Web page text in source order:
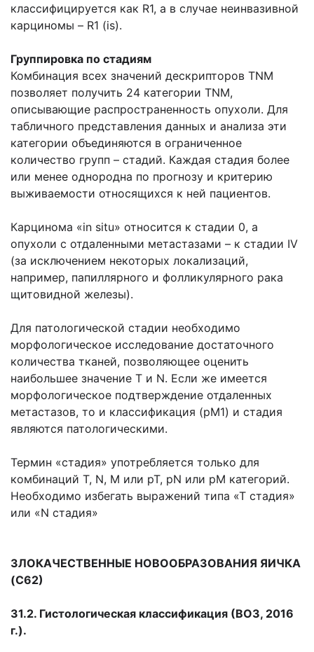
классифицируется как R1, а в случае неинвазивной
карциномы – R1 (is).
Группировка по стадиям
Комбинация всех значений дескрипторов TNM
позволяет получить 24 категории TNM,
описывающие распространенность опухоли. Для
табличного представления данных и анализа эти
категории объединяются в ограниченное
количество групп – стадий. Каждая стадия более
или менее однородна по прогнозу и критерию
выживаемости относящихся к ней пациентов.
Карцинома «in situ» относится к стадии 0, а
опухоли с отдаленными метастазами – к стадии IV
(за исключением некоторых локализаций,
например, папиллярного и фолликулярного рака
щитовидной железы).
Для патологической стадии необходимо
морфологическое исследование достаточного
количества тканей, позволяющее оценить
наибольшее значение Т и N. Если же имеется
морфологическое подтверждение отдаленных
метастазов, то и классификация (рМ1) и стадия
являются патологическими.
Термин «стадия» употребляется только для
комбинаций Т, N, М или рТ, pN или рМ категорий.
Необходимо избегать выражений типа «Т стадия»
или «N стадия»
ЗЛОКАЧЕСТВЕННЫЕ НОВООБРАЗОВАНИЯ ЯИЧКА
(С62)
31.2. Гистологическая классификация (ВОЗ, 2016
г.).